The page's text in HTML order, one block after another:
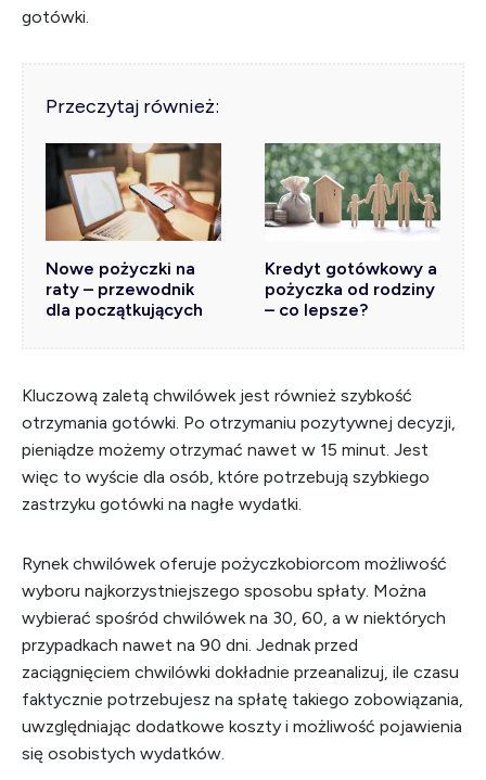
gotówki.
Przeczytaj również:
Nowe pożyczki na
raty – przewodnik
dla początkujących
Kredyt gotówkowy a
pożyczka od rodziny
– co lepsze?
Kluczową zaletą chwilówek jest również szybkość
otrzymania gotówki. Po otrzymaniu pozytywnej decyzji,
pieniądze możemy otrzymać nawet w 15 minut. Jest
więc to wyście dla osób, które potrzebują szybkiego
zastrzyku gotówki na nagłe wydatki.
Rynek chwilówek oferuje pożyczkobiorcom możliwość
wyboru najkorzystniejszego sposobu spłaty. Można
wybierać spośród chwilówek na 30, 60, a w niektórych
przypadkach nawet na 90 dni. Jednak przed
zaciągnięciem chwilówki dokładnie przeanalizuj, ile czasu
faktycznie potrzebujesz na spłatę takiego zobowiązania,
uwzględniając dodatkowe koszty i możliwość pojawienia
się osobistych wydatków.